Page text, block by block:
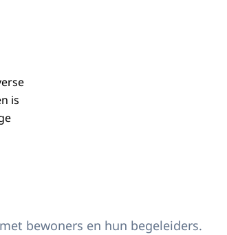
is
bewoners en hun begeleiders.